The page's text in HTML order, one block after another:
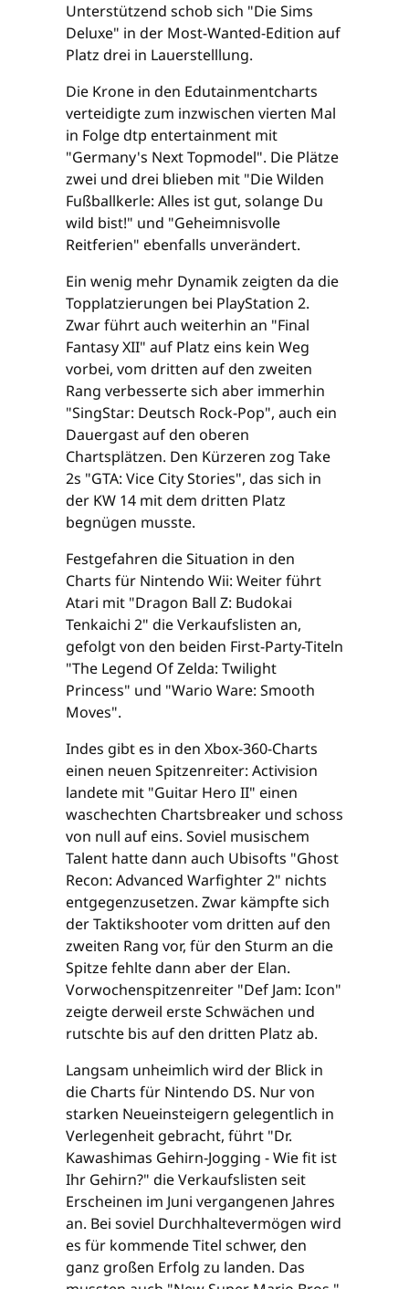
Unterstützend schob sich "Die Sims
Deluxe" in der Most-Wanted-Edition auf
Platz drei in Lauerstelllung.
Die Krone in den Edutainmentcharts
verteidigte zum inzwischen vierten Mal
in Folge dtp entertainment mit
"Germany's Next Topmodel". Die Plätze
zwei und drei blieben mit "Die Wilden
Fußballkerle: Alles ist gut, solange Du
wild bist!" und "Geheimnisvolle
Reitferien" ebenfalls unverändert.
Ein wenig mehr Dynamik zeigten da die
Topplatzierungen bei PlayStation 2.
Zwar führt auch weiterhin an "Final
Fantasy XII" auf Platz eins kein Weg
vorbei, vom dritten auf den zweiten
Rang verbesserte sich aber immerhin
"SingStar: Deutsch Rock-Pop", auch ein
Dauergast auf den oberen
Chartsplätzen. Den Kürzeren zog Take
2s "GTA: Vice City Stories", das sich in
der KW 14 mit dem dritten Platz
begnügen musste.
Festgefahren die Situation in den
Charts für Nintendo Wii: Weiter führt
Atari mit "Dragon Ball Z: Budokai
Tenkaichi 2" die Verkaufslisten an,
gefolgt von den beiden First-Party-Titeln
"The Legend Of Zelda: Twilight
Princess" und "Wario Ware: Smooth
Moves".
Indes gibt es in den Xbox-360-Charts
einen neuen Spitzenreiter: Activision
landete mit "Guitar Hero II" einen
waschechten Chartsbreaker und schoss
von null auf eins. Soviel musischem
Talent hatte dann auch Ubisofts "Ghost
Recon: Advanced Warfighter 2" nichts
entgegenzusetzen. Zwar kämpfte sich
der Taktikshooter vom dritten auf den
zweiten Rang vor, für den Sturm an die
Spitze fehlte dann aber der Elan.
Vorwochenspitzenreiter "Def Jam: Icon"
zeigte derweil erste Schwächen und
rutschte bis auf den dritten Platz ab.
Langsam unheimlich wird der Blick in
die Charts für Nintendo DS. Nur von
starken Neueinsteigern gelegentlich in
Verlegenheit gebracht, führt "Dr.
Kawashimas Gehirn-Jogging - Wie fit ist
Ihr Gehirn?" die Verkaufslisten seit
Erscheinen im Juni vergangenen Jahres
an. Bei soviel Durchhaltevermögen wird
es für kommende Titel schwer, den
ganz großen Erfolg zu landen. Das